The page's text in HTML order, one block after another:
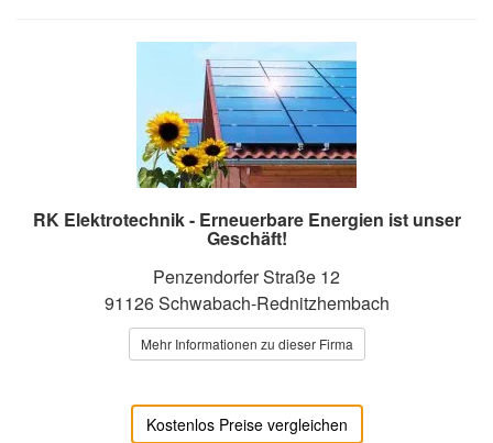
RK Elektrotechnik - Erneuerbare Energien ist unser
Geschäft!
Penzendorfer Straße 12
91126 Schwabach-Rednitzhembach
Mehr Informationen zu dieser Firma
Kostenlos Preise vergleichen